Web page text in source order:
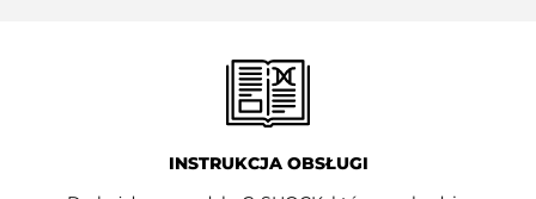
INSTRUKCJA OBSŁUGI